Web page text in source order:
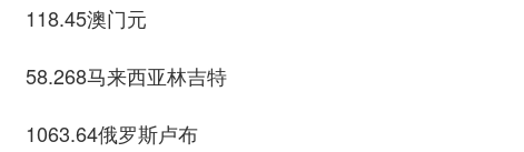
澳门元
西亚林吉特
罗斯卢布